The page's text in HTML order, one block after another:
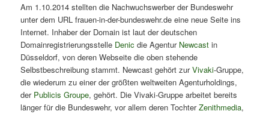
Am 1.10.2014 stellten die Nachwuchswerber der Bundeswehr
unter dem URL frauen-in-der-bundeswehr.de eine neue Seite ins
Internet. Inhaber der Domain ist laut der deutschen
Domainregistrierungsstelle Denic die Agentur Newcast in
Düsseldorf, von deren Webseite die oben stehende
Selbstbeschreibung stammt. Newcast gehört zurVivaki-Gruppe,
die wiederum zu einer der größten weltweiten Agenturholdings,
der Publicis Groupe, gehört. Die Vivaki-Gruppe arbeitet bereits
länger für die Bundeswehr, vor allem deren TochterZenithmedia,